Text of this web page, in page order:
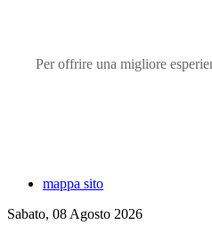
Per offrire una migliore
mappa sito
Sabato, 08 Agosto 2026